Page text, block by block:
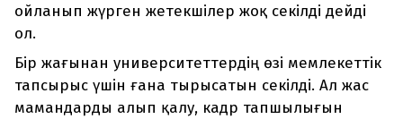
ойланып жүрген жетекшілер жоқ секілді дейді
ол.
Бір жағынан университеттердің өзі мемлекеттік
тапсырыс үшін ғана тырысатын секілді. Ал жас
мамандарды алып қалу, кадр тапшылығын